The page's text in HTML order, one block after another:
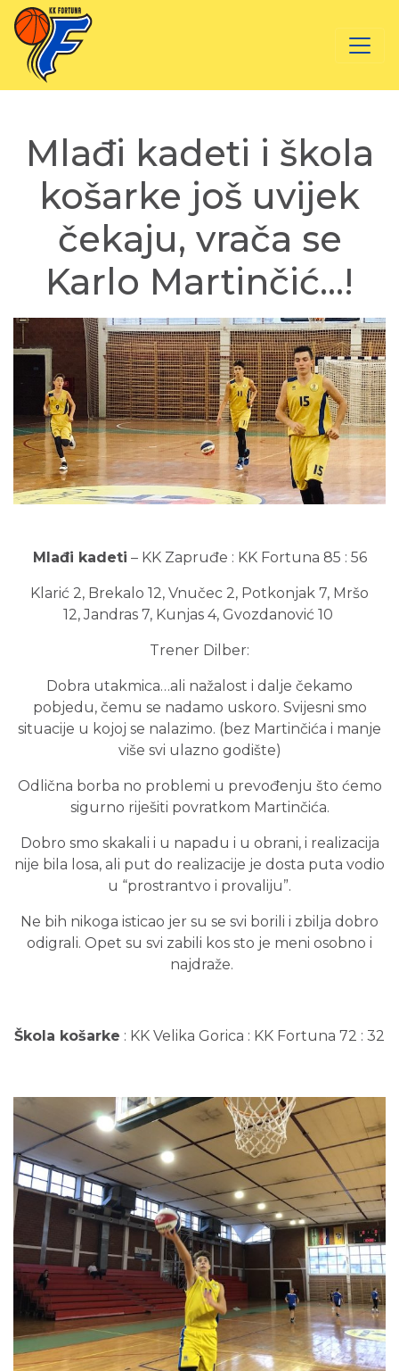
Mlađi kadeti i škola
košarke još uvijek
čekaju, vrača se
Karlo Martinčić…!
Mlađi kadeti – KK Zapruđe : KK Fortuna 85 : 56
Klarić 2, Brekalo 12, Vnučec 2, Potkonjak 7, Mršo
12, Jandras 7, Kunjas 4, Gvozdanović 10
Trener Dilber:
Dobra utakmica…ali nažalost i dalje čekamo
pobjedu, čemu se nadamo uskoro. Svijesni smo
situacije u kojoj se nalazimo. (bez Martinčića i manje
više svi ulazno godište)
Odlična borba no problemi u prevođenju što ćemo
sigurno riješiti povratkom Martinčića.
Dobro smo skakali i u napadu i u obrani, i realizacija
nije bila losa, ali put do realizacije je dosta puta vodio
u “prostrantvo i provaliju”.
Ne bih nikoga isticao jer su se svi borili i zbilja dobro
odigrali. Opet su svi zabili kos sto je meni osobno i
najdraže.
Škola košarke : KK Velika Gorica : KK Fortuna 72 : 32